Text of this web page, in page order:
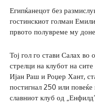
Египќанецот без
гостинскиот голман
првото полувреме му
Тој гол го стави Салах
стрелци на клубот на
Ијан Раш и Роџер Хант,
постигнал 250 или
славниот клуб од